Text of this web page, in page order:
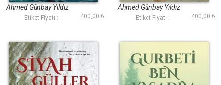
Ahmed Günbay Yıldız
Etiket Fiyatı : 400,00 ₺
Ahmed Günbay Yıldız
Etiket Fiyatı : 400,00 ₺